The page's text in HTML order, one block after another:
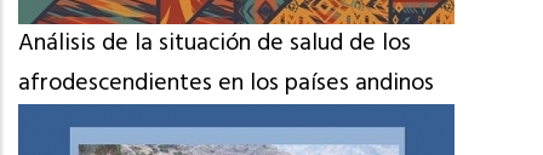
Análisis de la situación de salud de los
afrodescendientes en los países andinos